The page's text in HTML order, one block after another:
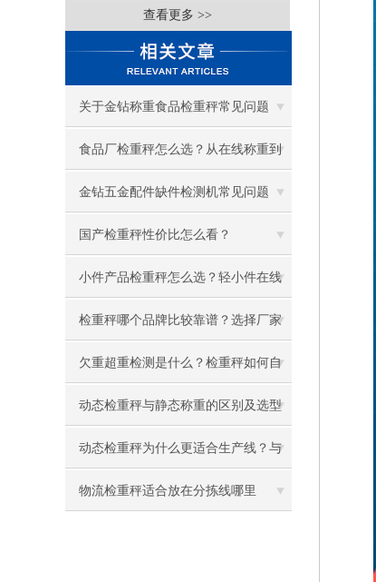
查看更多 >>
关于金钻称重食品检重秤常见问题
FAQ
食品厂检重秤怎么选？从在线称重到
自动剔除完整解决方案
金钻五金配件缺件检测机常见问题
FAQ
国产检重秤性价比怎么看？
小件产品检重秤怎么选？轻小件在线
称重的六个要点
检重秤哪个品牌比较靠谱？选择厂家
重点考察这七项
欠重超重检测是什么？检重秤如何自
动判断并剔除
动态检重秤与静态称重的区别及选型
思路
动态检重秤为什么更适合生产线？与
静态称重的选型区别
物流检重秤适合放在分拣线哪里